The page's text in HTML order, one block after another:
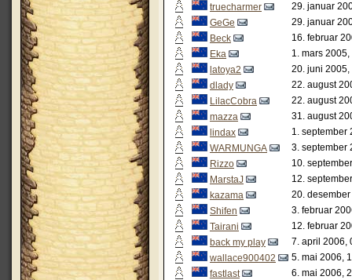
truecharmer
29. januar
GeGe
29. januar
Beck
16. februar
Eka
1. mars
latoya2
20. juni 2005,
dlady
22. august
LilacCobra
22. august
mazza
31. august
lindax
1. september
WARMUNGA
3. september
Rizzo
10.
MarstaJ
12.
kazama
20.
Shifen
3. februar
Tairani
12. februar
back my play
7. april 2006,
wallace900402
5. mai 2006,
fastlast
6. mai 2006,